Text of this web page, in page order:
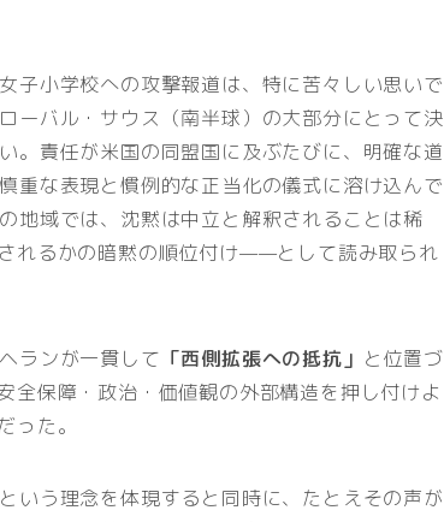
子小学校への攻撃報道は、特に苦々しい思いで
ーバル・サウス（南半球）の大部分にとって決
。責任が米国の同盟国に及ぶたびに、明確な道
重な表現と慣例的な正当化の儀式に溶け込んで
地域では、沈黙は中立と解釈されることは稀
れるかの暗黙の順位付け——として読み取られ
ランが一貫して 「西側拡張への抵抗」 と位置づ
保障・政治・価値観の外部構造を押し付けよ
た。
いう理念を体現すると同時に、たとえその声が